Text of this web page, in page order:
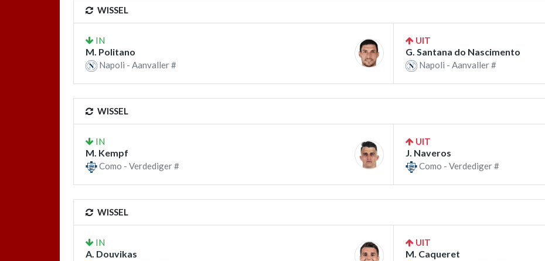
WISSEL
IN
M. Politano
Napoli - Aanvaller #
UIT
G. Santana do Nascimento
Napoli - Aanvaller #
WISSEL
IN
M. Kempf
Como - Verdediger #
UIT
J. Naveros
Como - Verdediger #
WISSEL
IN
A. Douvikas
UIT
M. Caqueret